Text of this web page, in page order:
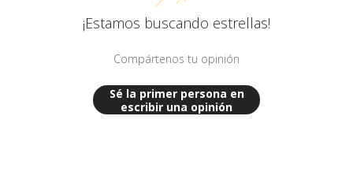
¡Estamos buscando estrellas!
Compártenos tu opinión
Sé la primer persona en
escribir una opinión